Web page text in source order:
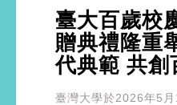
臺大百歲校
贈典禮隆重
代典範 共創
臺灣大學於2026年5